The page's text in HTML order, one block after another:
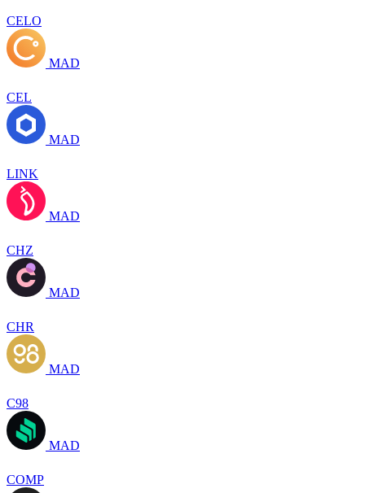
CELO
MAD
CEL
MAD
LINK
MAD
CHZ
MAD
CHR
MAD
C98
MAD
COMP